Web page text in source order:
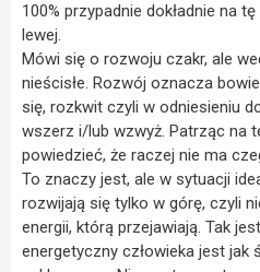
100% przypadnie dokładnie na
lewej.
Mówi się o rozwoju czakr, ale
nieścisłe. Rozwój oznacza
się, rozkwit czyli w odniesieniu
wszerz i/lub wzwyż. Patrząc na
powiedzieć, że raczej nie ma
To znaczy jest, ale w sytuacji
rozwijają się tylko w górę, czyli
energii, którą przejawiają. Tak
energetyczny człowieka jest jak